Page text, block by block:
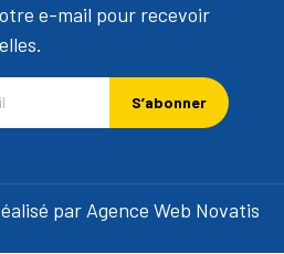
e-mail pour recevoir
S’abonner
par Agence Web Novatis